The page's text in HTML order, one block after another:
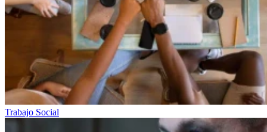
Trabajo Social